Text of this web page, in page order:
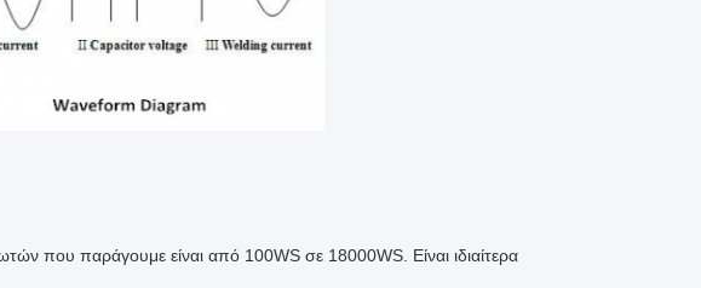
που παράγουμε είναι από 100WS σε 18000WS. Είναι ιδιαίτερα